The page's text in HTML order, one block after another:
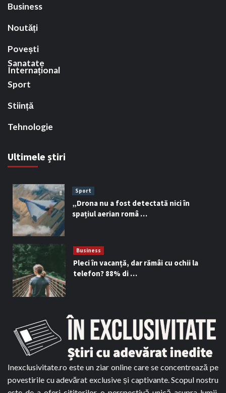
Business
Noutăți
Povești
Internațional
Sanatate
Sport
Stiință
Tehnologie
Ultimele știri
Sport
„Drona nu a fost detectată nici în
spațiul aerian româ …
Business
Pleci în vacanță, dar rămâi cu ochii la
telefon? 88% di …
Inexclusivitate.ro este un ziar online care se concentrează pe
povestirile cu adevărat exclusive și captivante. Scopul nostru